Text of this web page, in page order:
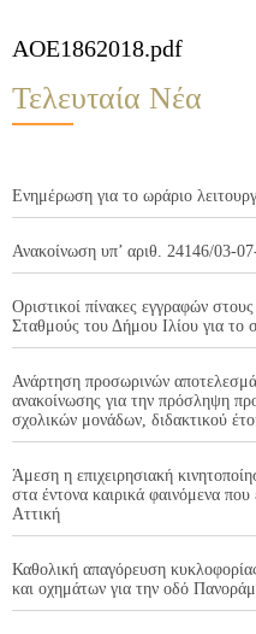
AOE1862018.pdf
Τελευταία Νέα
Ενημέρωση για το ωράριο
Ανακοίνωση υπ’ αριθ. 24146/03-
Οριστικοί πίνακες εγγραφών
Σταθμούς του Δήμου Ιλίου για το
Ανάρτηση προσωρινών
ανακοίνωσης για την πρόσληψη
σχολικών μονάδων, διδακτικού
Άμεση η επιχειρησιακή
στα έντονα καιρικά φαινόμενα
Αττική
Καθολική απαγόρευση
και οχημάτων για την οδό